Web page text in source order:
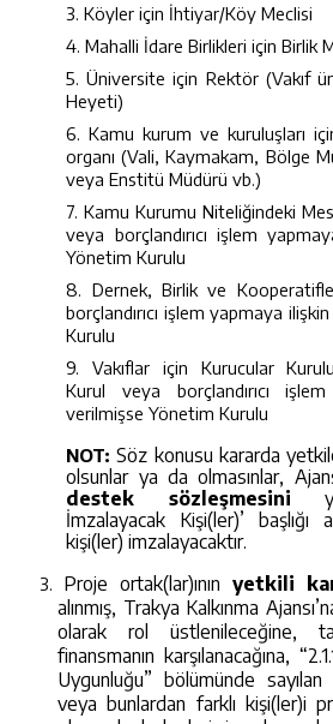
3. Köyler için İhtiyar/Köy Meclisi
4. Mahalli İdare Birlikleri için Birlik
5. Üniversite için Rektör (Vakıf
Heyeti)
6. Kamu kurum ve kuruluşları
organı (Vali, Kaymakam, Bölge
veya Enstitü Müdürü vb.)
7. Kamu Kurumu Niteliğindeki
veya borçlandırıcı işlem
Yönetim Kurulu
8. Dernek, Birlik ve
borçlandırıcı işlem yapmaya
Kurulu
9. Vakıflar için Kurucular
Kurul veya borçlandırıcı
verilmişse Yönetim Kurulu
NOT:Söz konusu kararda
olsunlar ya da olmasınlar,
destek
sözleşmesini
İmzalayacak Kişi(ler)’ başlığı
kişi(ler) imzalayacaktır.
Proje ortak(lar)ınınyetkili
alınmış, Trakya Kalkınma
olarak rol üstlenileceğine,
finansmanın karşılanacağına,
Uygunluğu” bölümünde
veya bunlardan farklı kişi(ler)i